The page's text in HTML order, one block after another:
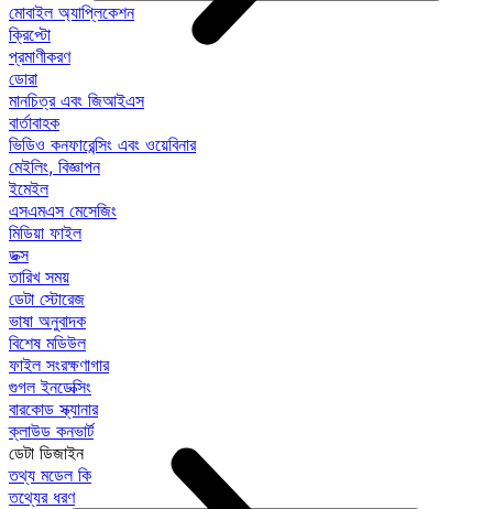
মোবাইল অ্যাপ্লিকেশন
ক্রিপ্টো
প্রমাণীকরণ
ডোরা
মানচিত্র এবং জিআইএস
বার্তাবাহক
ভিডিও কনফারেন্সিং এবং ওয়েবিনার
মেইলিং, বিজ্ঞাপন
ইমেইল
এসএমএস মেসেজিং
মিডিয়া ফাইল
ডক্স
তারিখ সময়
ডেটা স্টোরেজ
ভাষা অনুবাদক
বিশেষ মডিউল
ফাইল সংরক্ষণাগার
গুগল ইনডেক্সিং
বারকোড স্ক্যানার
ক্লাউড কনভার্ট
ডেটা ডিজাইন
তথ্য মডেল কি
তথ্যের ধরণ